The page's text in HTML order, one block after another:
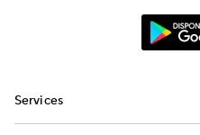
Services